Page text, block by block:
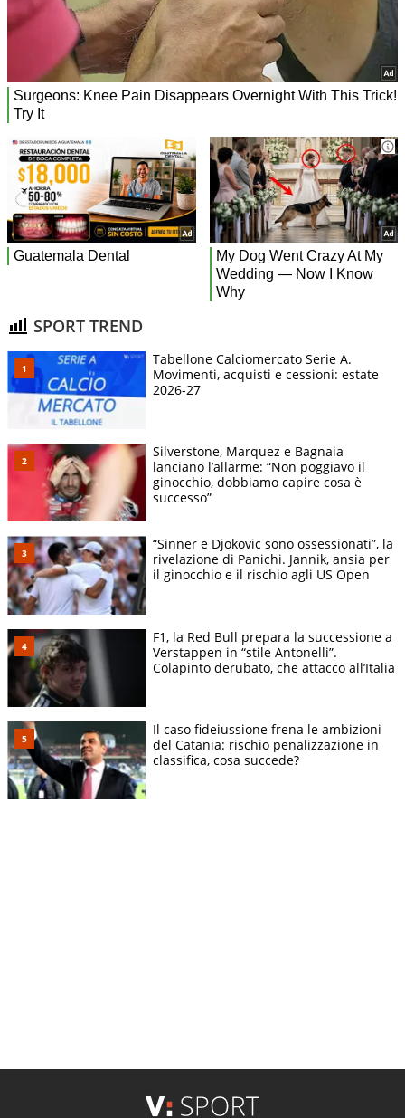
SPORT TREND
Tabellone Calciomercato Serie A.
Movimenti, acquisti e cessioni: estate
2026-27
Silverstone, Marquez e Bagnaia
lanciano l’allarme: “Non poggiavo il
ginocchio, dobbiamo capire cosa è
successo”
“Sinner e Djokovic sono ossessionati”, la
rivelazione di Panichi. Jannik, ansia per
il ginocchio e il rischio agli US Open
F1, la Red Bull prepara la successione a
Verstappen in “stile Antonelli”.
Colapinto derubato, che attacco all’Italia
Il caso fideiussione frena le ambizioni
del Catania: rischio penalizzazione in
classifica, cosa succede?